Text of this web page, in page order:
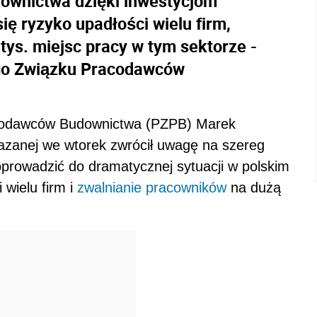
ryzyko upadłości wielu firm,
miejsc pracy w tym sektorze -
Związku Pracodawców
Budownictwa (PZPB) Marek
we wtorek zwrócił uwagę na szereg
do dramatycznej sytuacji w polskim
wielu firm i zwalnianie pracownikówna dużą